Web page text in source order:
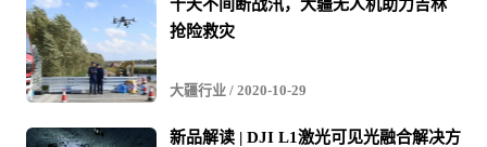
十天不间断战汛，大疆无人机助力吉林
抢险救灾
大疆行业 / 2020-10-29
新品解读 | DJI L1激光可见光融合解决方